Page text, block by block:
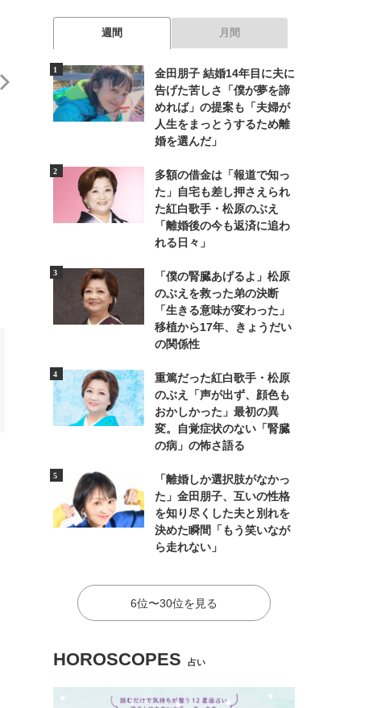
映画『プリキュアオールスターズDX みんなともだちっ☆奇跡の全員大集合
まだ珍しく、過去ファンの動員に
週間 月間
金田朋子 結婚14年目に夫に
告げた苦しさ「僕が夢を諦
めれば」の提案も「夫婦が
人生をまっとうするため離
婚を選んだ」
多額の借金は「報道で知っ
た」自宅も差し押さえられ
た紅白歌手・松原のぶえ
「離婚後の今も返済に追わ
れる日々」
「僕の腎臓あげるよ」松原
のぶえを救った弟の決断
「生きる意味が変わった」
移植から17年、きょうだい
の関係性
重篤だった紅白歌手・松原
のぶえ「声が出ず、顔色も
おかしかった」最初の異
変。自覚症状のない「腎臓
の病」の怖さ語る
「離婚しか選択肢がなかっ
た」金田朋子、互いの性格
を知り尽くした夫と別れを
決めた瞬間「もう笑いなが
ら走れない」
6位〜30位を見る
HOROSCOPES 占い